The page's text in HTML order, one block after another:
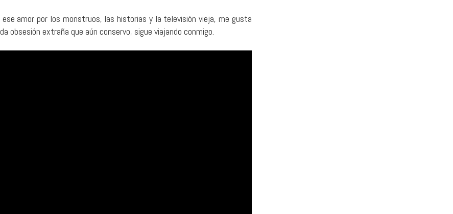
amor por los monstruos, las historias y la televisión vieja, me gusta
obsesión extraña que aún conservo, sigue viajando conmigo.